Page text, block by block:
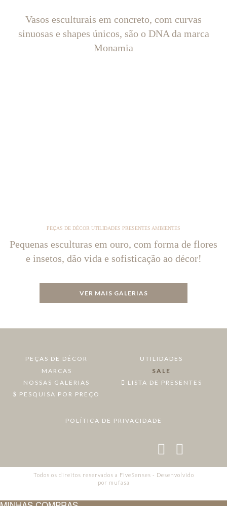
Vasos esculturais em concreto, com curvas
sinuosas e shapes únicos, são o DNA da marca
Monamia
PEÇAS DE DÉCOR UTILIDADES PRESENTES AMBIENTES
Pequenas esculturas em ouro, com forma de flores
e insetos, dão vida e sofisticação ao décor!
VER MAIS GALERIAS
PEÇAS DE DÉCOR
UTILIDADES
MARCAS
SALE
NOSSAS GALERIAS
LISTA DE PRESENTES
PESQUISA POR PREÇO
POLÍTICA DE PRIVACIDADE
Todos os direitos reservados a FiveSenses - Desenvolvido
por mufasa